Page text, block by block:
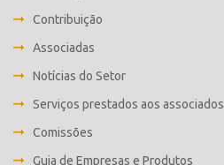
Contribuição
Associadas
Notícias do Setor
Serviços prestados aos associados
Comissões
Guia de Empresas e Produtos